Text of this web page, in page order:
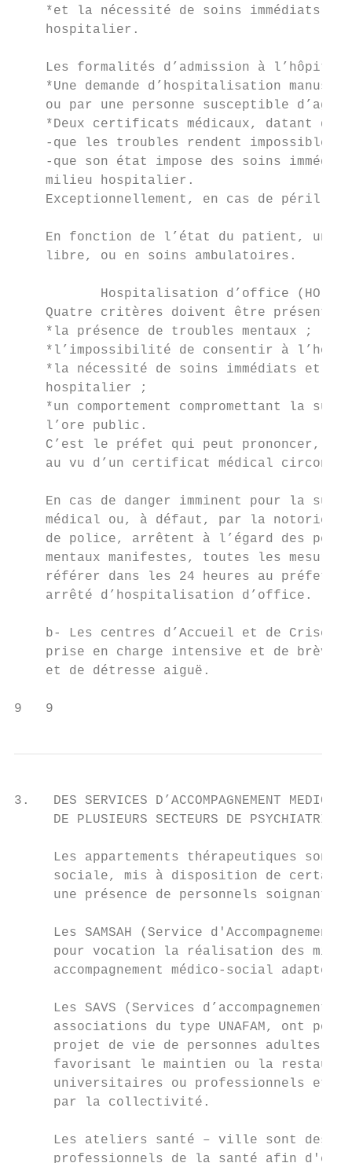
*et la nécessité de soins immédiats
    hospitalier.
Les formalités d’admission à l’hôpital
*Une demande d’hospitalisation
ou par une personne susceptible d’agir
*Deux certificats médicaux, datant de
-que les troubles rendent impossible
-que son état impose des soins
    milieu hospitalier.
Exceptionnellement, en cas de péril
En fonction de l’état du patient, une
    libre, ou en soins ambulatoires.
           Hospitalisation d’office (HO)
Quatre critères doivent être présents
    *la présence de troubles mentaux ;
*l’impossibilité de consentir à
*la nécessité de soins immédiats et
    hospitalier ;
*un comportement compromettant la
    l’ore public.
C’est le préfet qui peut prononcer,
au vu d’un certificat médical
En cas de danger imminent pour la
médical ou, à défaut, par la
de police, arrêtent à l’égard des
mentaux manifestes, toutes les
référer dans les 24 heures au préfet,
    arrêté d’hospitalisation d’office.
b- Les centres d’Accueil et de Crises
prise en charge intensive et de brève
    et de détresse aiguë.
9   9
3.   DES SERVICES D’ACCOMPAGNEMENT
     DE PLUSIEURS SECTEURS DE PSYCHIATRIE
Les appartements thérapeutiques sont
sociale, mis à disposition de
     une présence de personnels soignants.
Les SAMSAH (Service d'Accompagnement
pour vocation la réalisation des
accompagnement médico-social adapté
Les SAVS (Services d’accompagnement
associations du type UNAFAM, ont
projet de vie de personnes adultes
favorisant le maintien ou la
universitaires ou professionnels et
     par la collectivité.
Les ateliers santé – ville sont des
professionnels de la santé afin